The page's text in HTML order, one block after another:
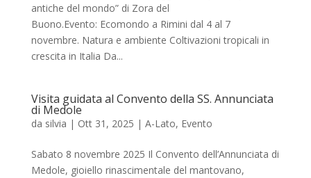
antiche del mondo” di Zora del
Buono.Evento: Ecomondo a Rimini dal 4 al 7
novembre. Natura e ambiente Coltivazioni tropicali in
crescita in Italia Da...
Visita guidata al Convento della SS. Annunciata
di Medole
da silvia | Ott 31, 2025 | A-Lato, Evento
Sabato 8 novembre 2025 Il Convento dell’Annunciata di
Medole, gioiello rinascimentale del mantovano,